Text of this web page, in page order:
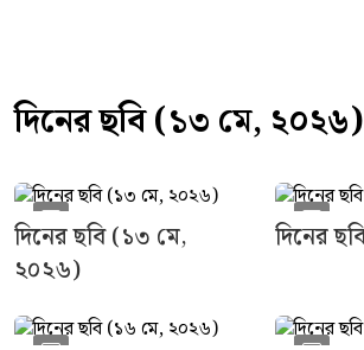
দিনের ছবি (১৩ মে, ২০২৬)
দিনের ছবি (১৩ মে,
২০২৬)
দিনের